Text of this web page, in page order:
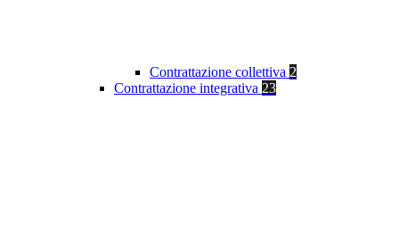
Contrattazione collettiva 2
Contrattazione integrativa 23